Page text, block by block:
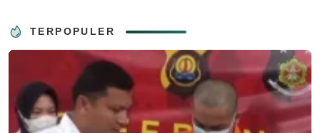
TERPOPULER